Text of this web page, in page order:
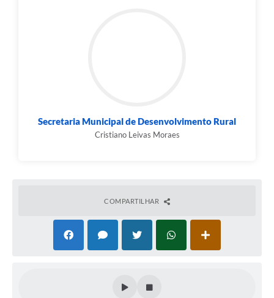
Secretaria Municipal de Desenvolvimento Rural
Cristiano Leivas Moraes
COMPARTILHAR